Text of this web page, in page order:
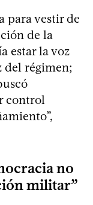
para vestir de
de la
estar la voz
del régimen;
control
no
militar”